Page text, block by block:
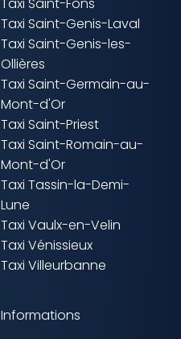
Taxi Saint-Genis-Laval
Taxi Saint-Genis-les-
Ollières
Taxi Saint-Germain-au-
Mont-d'Or
Taxi Saint-Priest
Taxi Saint-Romain-au-
Mont-d'Or
Taxi Tassin-la-Demi-
Lune
Taxi Vaulx-en-Velin
Taxi Vénissieux
Taxi Villeurbanne
Informations